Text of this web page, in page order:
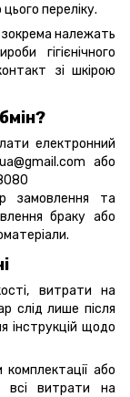
переліку.
належать
гігієнічного
зі шкірою
електронний
або
замовлення та
браку або
витрати на
слід лише після
інструкцій щодо
або
всі витрати на